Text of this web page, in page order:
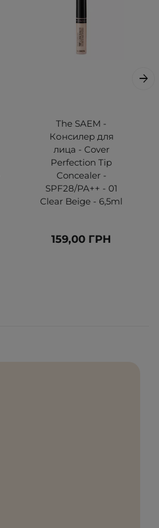
The SAEM -
Консилер для
лица - Cover
Perfection Tip
Concealer -
SPF28/PA++ - 01
Clear Beige - 6,5ml
159,00 ГРН